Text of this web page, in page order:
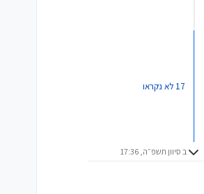
17 לא נקראו
ב סיוון תשפ״ה, 17:36